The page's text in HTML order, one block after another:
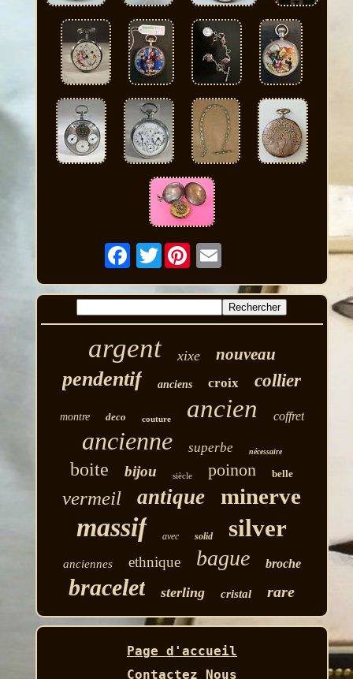
Twitter
argent xixe nouveau
pendentif anciens croix collier
montre deco couture ancien coffret
ancienne superbe nécessaire
boite bijou siècle poinon belle
vermeil antique minerve
massif avec solid silver
anciennes ethnique bague broche
bracelet sterling cristal rare
Page d'accueil
Contactez Nous